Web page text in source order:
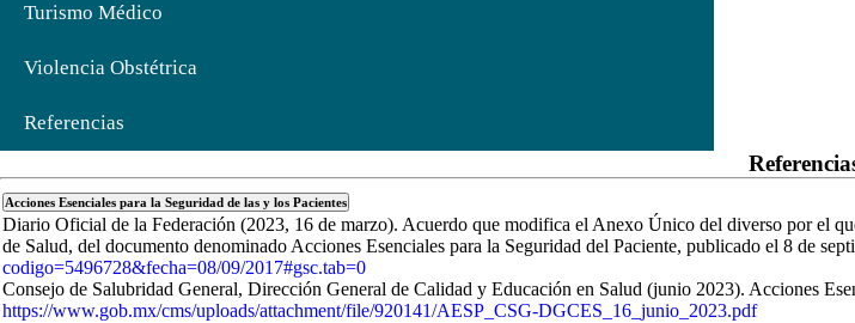
Turismo Médico
Violencia Obstétrica
Referencias
Acciones Esenciales para la Seguridad de las y los Pacientes
Diario Oficial de la Federación (2023, 16 de marzo). Acuerdo que modifica el Anexo Único del diverso por el
de Salud, del documento denominado Acciones Esenciales para la Seguridad del Paciente, publicado el 8 de
codigo=5496728&fecha=08/09/2017#gsc.tab=0
Consejo de Salubridad General, Dirección General de Calidad y Educación en Salud (junio 2023). Acciones
https://www.gob.mx/cms/uploads/attachment/file/920141/AESP_CSG-DGCES_16_junio_2023.pdf